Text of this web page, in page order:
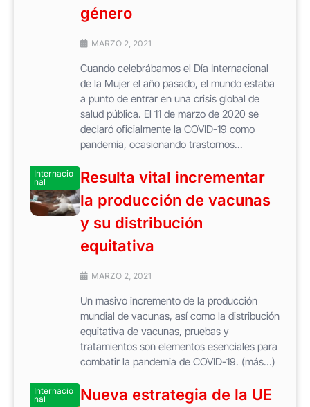
género
MARZO 2, 2021
Cuando celebrábamos el Día Internacional
de la Mujer el año pasado, el mundo estaba
a punto de entrar en una crisis global de
salud pública. El 11 de marzo de 2020 se
declaró oficialmente la COVID-19 como
pandemia, ocasionando trastornos...
Internacio
nal
Resulta vital incrementar
la producción de vacunas
y su distribución
equitativa
MARZO 2, 2021
Un masivo incremento de la producción
mundial de vacunas, así como la distribución
equitativa de vacunas, pruebas y
tratamientos son elementos esenciales para
combatir la pandemia de COVID-19. (más…)
Internacio
nal
Nueva estrategia de la UE